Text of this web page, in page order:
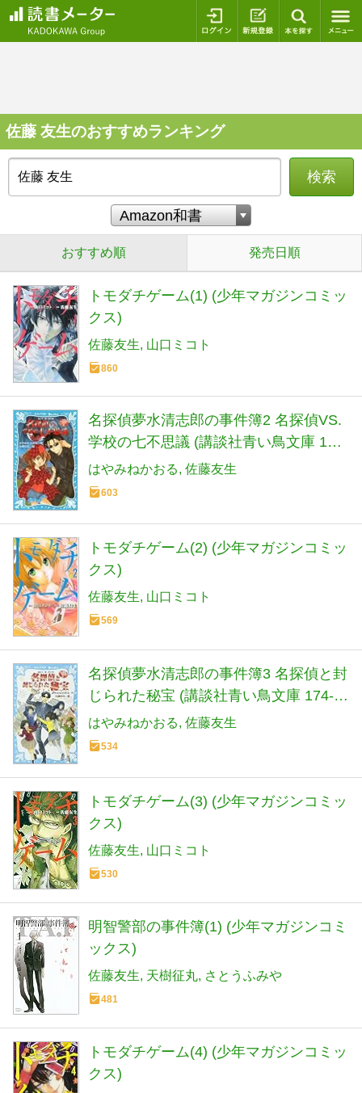
ログイン 新規登録
佐藤 友生のおすすめランキング
検索
おすすめ順 発売日順
トモダチゲーム(1) (少年マガジンコミッ
クス)
佐藤友生 山口ミコト
860
名探偵夢水清志郎の事件簿2 名探偵VS.
学校の七不思議 (講談社青い鳥文庫 174-
27 名探偵夢水清志郎の事件簿 2)
はやみねかおる 佐藤友生
603
トモダチゲーム(2) (少年マガジンコミッ
クス)
佐藤友生 山口ミコト
569
名探偵夢水清志郎の事件簿3 名探偵と封
じられた秘宝 (講談社青い鳥文庫 174-
32 名探偵夢水清志郎の事件簿 3)
はやみねかおる 佐藤友生
534
トモダチゲーム(3) (少年マガジンコミッ
クス)
佐藤友生 山口ミコト
530
明智警部の事件簿(1) (少年マガジンコミ
ックス)
佐藤友生 天樹征丸 さとうふみや
481
トモダチゲーム(4) (少年マガジンコミッ
クス)